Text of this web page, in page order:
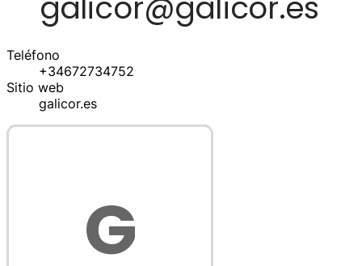
Teléfono
+34672734752
Sitio web
galicor.es